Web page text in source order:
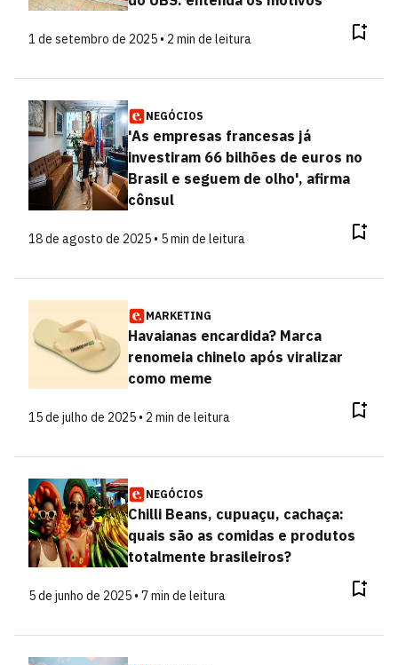
1 de setembro de 2025 • 2 min de leitura
NEGÓCIOS
'As empresas francesas já
investiram 66 bilhões de euros no
Brasil e seguem de olho', afirma
cônsul
18 de agosto de 2025 • 5 min de leitura
MARKETING
Havaianas encardida? Marca
renomeia chinelo após viralizar
como meme
15 de julho de 2025 • 2 min de leitura
NEGÓCIOS
Chilli Beans, cupuaçu, cachaça:
quais são as comidas e produtos
totalmente brasileiros?
5 de junho de 2025 • 7 min de leitura